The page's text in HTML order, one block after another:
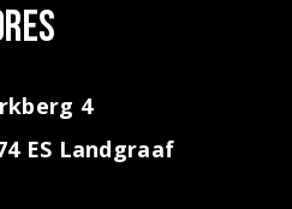
4
ES Landgraaf